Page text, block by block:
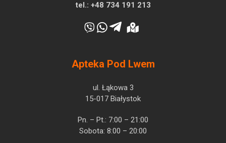
tel.: +48 734 191 213
Apteka Pod Lwem
ul. Łąkowa 3
15-017 Białystok
Pn. – Pt.: 7:00 – 21:00
Sobota: 8:00 – 20:00